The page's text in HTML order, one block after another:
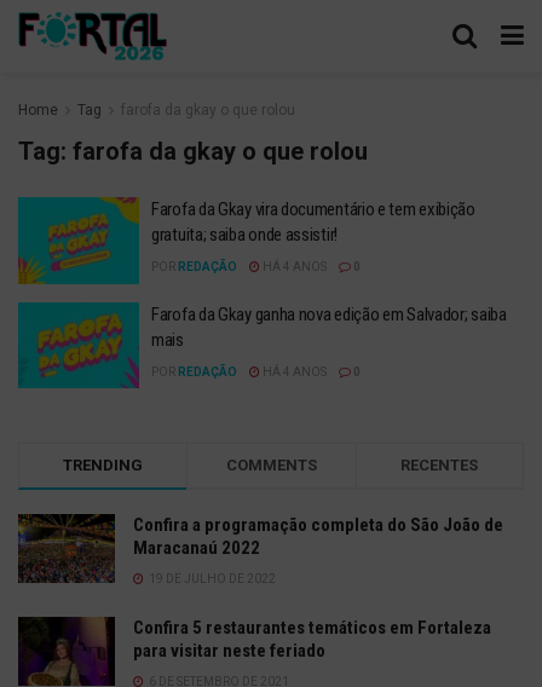
Home Tag farofa da gkay o que rolou
Tag: farofa da gkay o que rolou
Farofa da Gkay vira documentário e tem exibição
gratuita; saiba onde assistir!
POR REDAÇÃO HÁ 4 ANOS
Farofa da Gkay ganha nova edição em Salvador; saiba
mais
POR REDAÇÃO HÁ 4 ANOS
TRENDING COMMENTS RECENTES
Confira a programação completa do São João de
Maracanaú 2022
19 DE JULHO DE 2022
Confira 5 restaurantes temáticos em Fortaleza
para visitar neste feriado
6 DE SETEMBRO DE 2021